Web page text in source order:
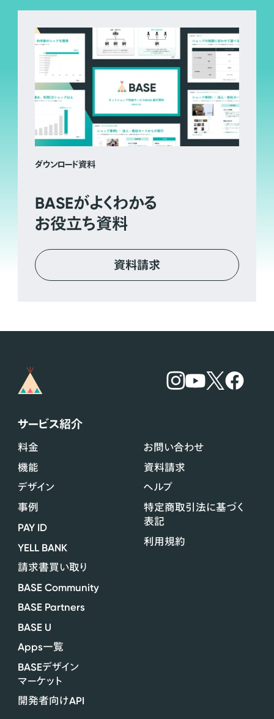
ダウンロード資料
BASEがよくわかる
お役立ち資料
資料請求
サービス紹介
料金
機能
デザイン
事例
PAY ID
YELL BANK
請求書買い取り
BASE Community
BASE Partners
BASE U
Apps一覧
BASEデザイン
マーケット
開発者向けAPI
お問い合わせ
資料請求
ヘルプ
特定商取引法に基づく
表記
利用規約